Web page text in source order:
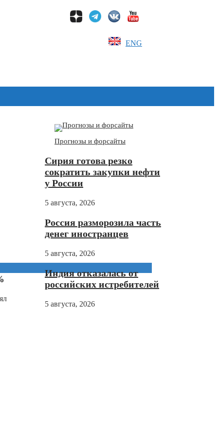
ENG
Прогнозы и форсайты
Сирия готова резко
сократить закупки нефти
у России
5 августа, 2026
Россия разморозила часть
денег иностранцев
5 августа, 2026
Индия отказалась от
российских истребителей
5 августа, 2026